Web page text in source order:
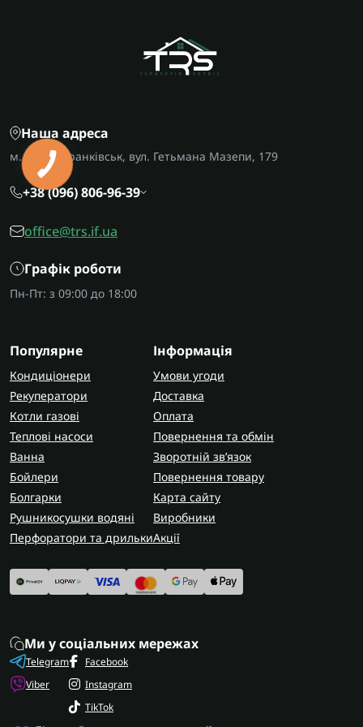
Наша адреса
м. Івано-Франківськ, вул. Гетьмана Мазепи, 179
+38 (096) 806-96-39
office@trs.if.ua
Графік роботи
Пн-Пт: з 09:00 до 18:00
Популярне
Кондиціонери
Рекуператори
Котли газові
Теплові насоси
Ванна
Бойлери
Болгарки
Рушникосушки водяні
Перфоратори та дрильки
Інформація
Умови угоди
Доставка
Оплата
Повернення та обмін
Зворотній зв’язок
Повернення товару
Карта сайту
Виробники
Акції
Ми у соціальних мережах
Telegram
Viber
Facebook
Instagram
TikTok